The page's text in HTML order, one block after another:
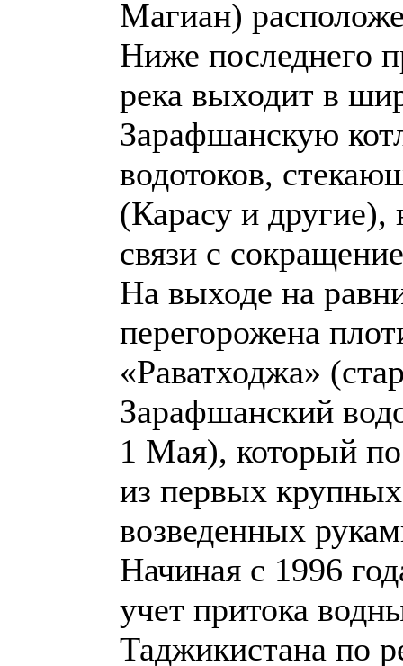
Магиан)
Ниже последнего
река выходит в
Зарафшанскую
водотоков,
(Карасу и
связи с
На выходе на
перегорожена
«Раватходжа»
Зарафшанский
1 Мая), который
из первых
возведенных
Начиная с 1996
учет притока
Таджикистана по